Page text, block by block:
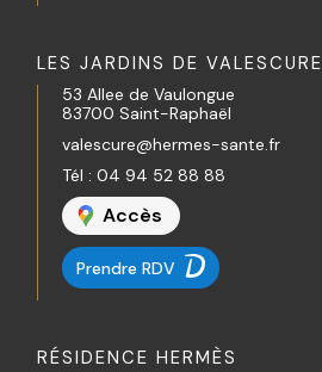
LES JARDINS DE VALESCURE
53 Allee de Vaulongue
83700 Saint-Raphaël
valescure@hermes-sante.fr
Tél :04 94 52 88 88
Accès
Prendre RDV
RÉSIDENCE HERMÈS